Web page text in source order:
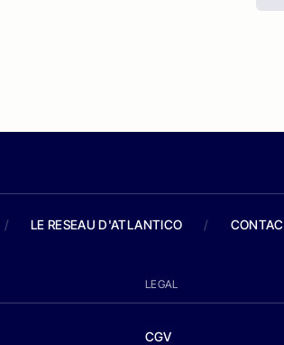
/ LE RESEAU D'ATLANTICO /
LEGAL
CGV